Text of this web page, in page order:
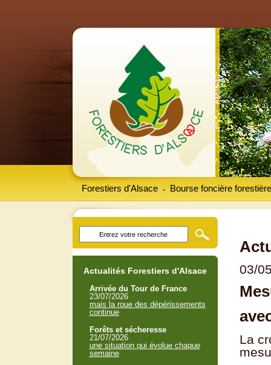
Forestiers d'Alsace Bourse foncière forestière
-
03/
La
Actualités Forestiers d'Alsace
Arrivée du Tour de France
23/07/2026
mais la roue des dépérissements
continue
Forêts et sécheresse
21/07/2026
une situation qui évolue chaque
semaine